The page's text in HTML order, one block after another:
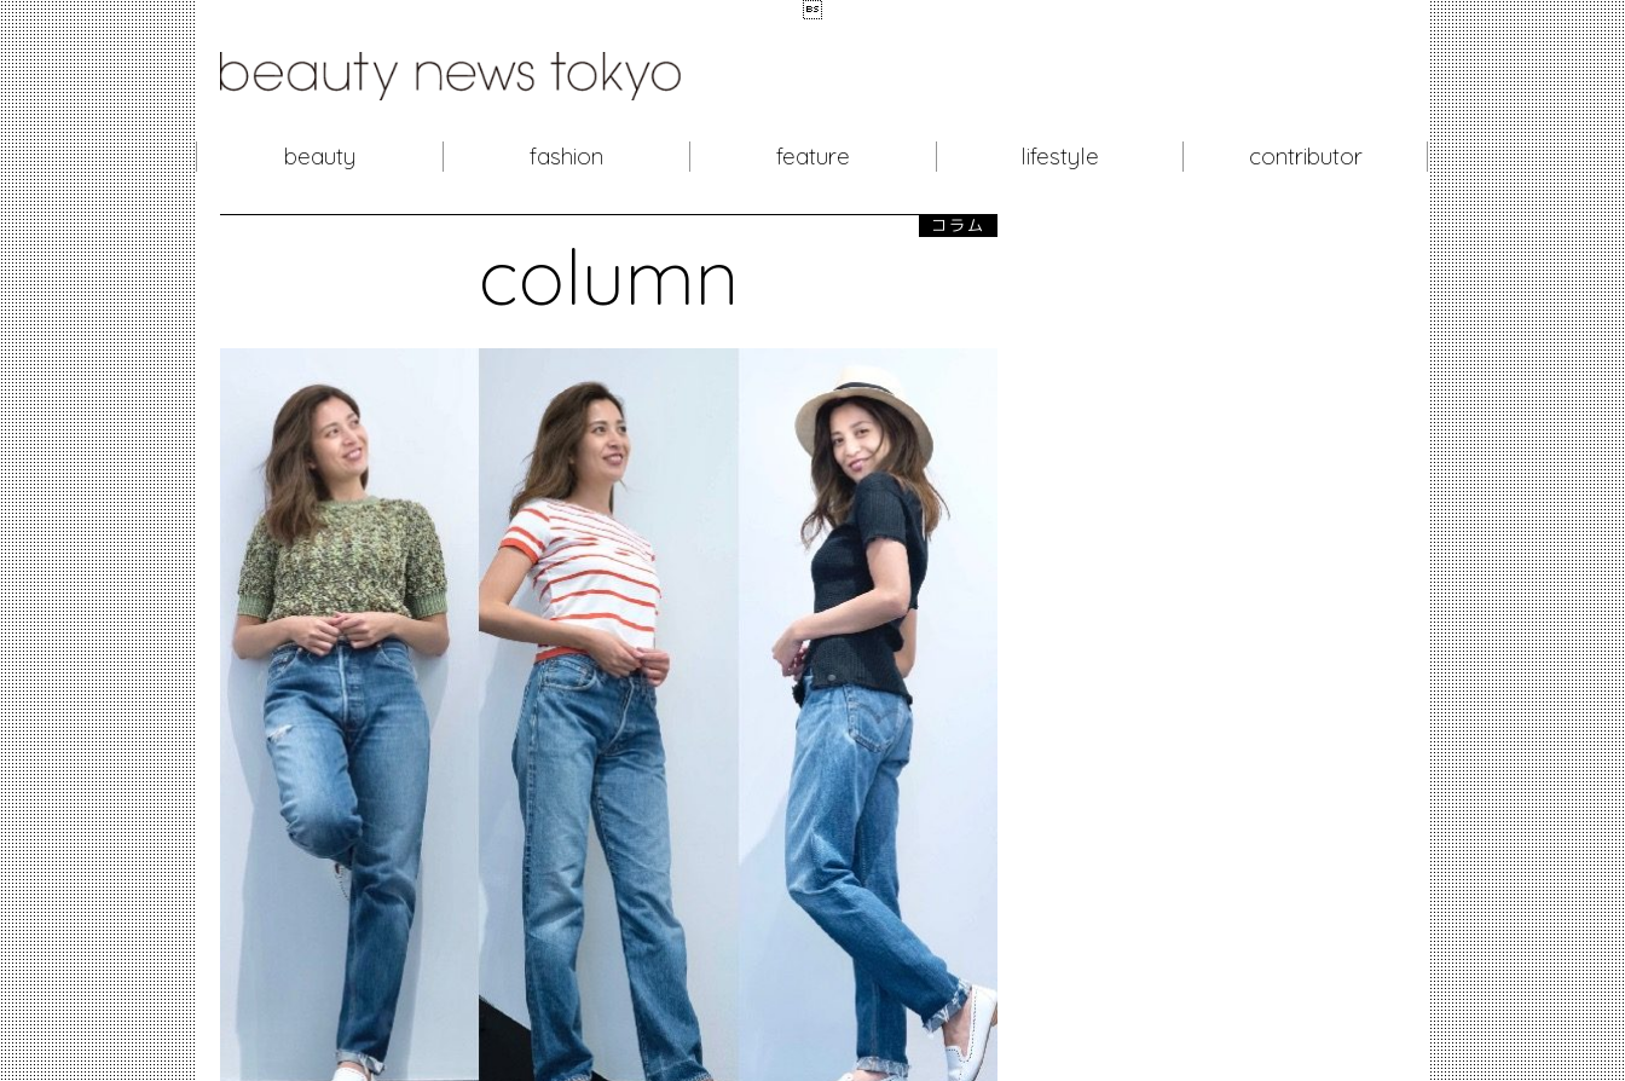

beauty fashion feature lifestyle contributor
column
コラム